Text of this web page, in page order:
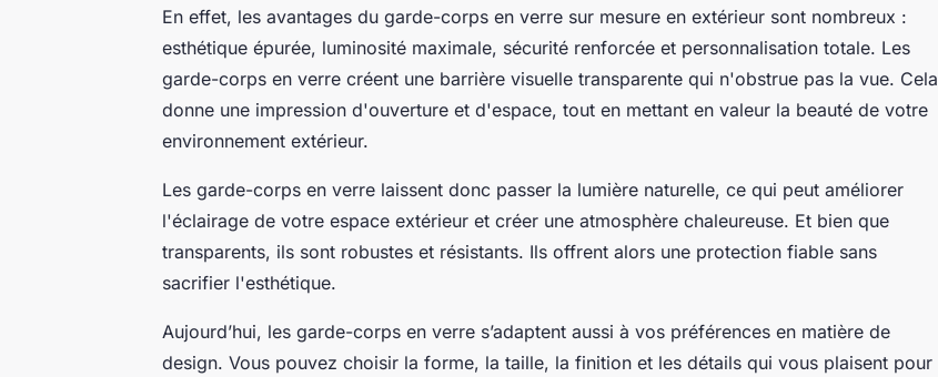
En effet, les avantages du garde-corps en verre sur mesure en extérieur sont nombreux :
esthétique épurée, luminosité maximale, sécurité renforcée et personnalisation totale. Les
garde-corps en verre créent une barrière visuelle transparente qui n'obstrue pas la vue. Cela
donne une impression d'ouverture et d'espace, tout en mettant en valeur la beauté de votre
environnement extérieur.
Les garde-corps en verre laissent donc passer la lumière naturelle, ce qui peut améliorer
l'éclairage de votre espace extérieur et créer une atmosphère chaleureuse. Et bien que
transparents, ils sont robustes et résistants. Ils offrent alors une protection fiable sans
sacrifier l'esthétique.
Aujourd’hui, les garde-corps en verre s’adaptent aussi à vos préférences en matière de
design. Vous pouvez choisir la forme, la taille, la finition et les détails qui vous plaisent pour